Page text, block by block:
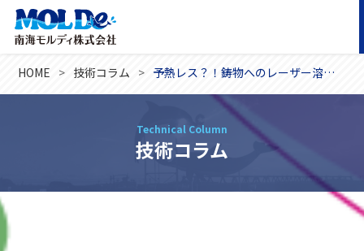
HOME 技術コラム 予熱レス？！鋳物へのレーザー溶接とは！【耐摩耗編②】
Technical Column
技術コラム